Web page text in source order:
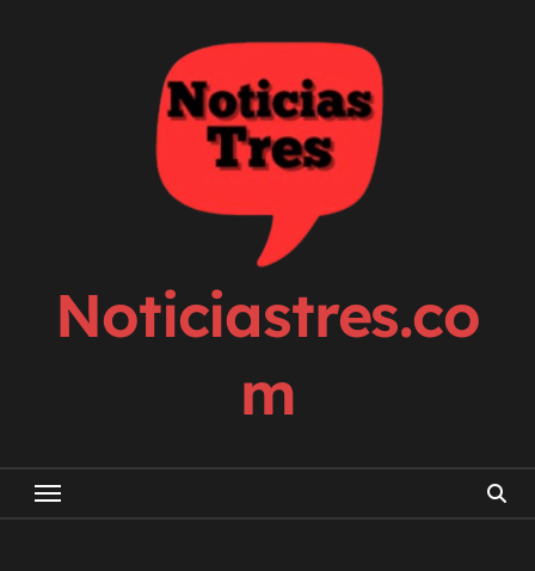
Noticiastres.co
m